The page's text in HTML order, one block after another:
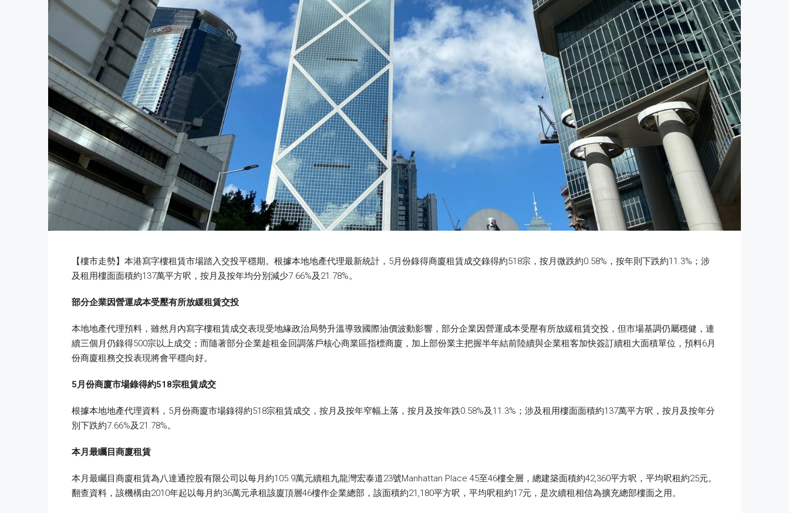
【樓市走勢】本港寫字樓租賃市場踏入交投平穩期。根據本地地產代理最新統計，5月份錄得商廈租賃成交錄得約518宗，按月微跌約0.58%，按年則下跌約11.3%；涉
及租用樓面面積約137萬平方呎，按月及按年均分別減少7.66%及21.78%。
部分企業因營運成本受壓有所放緩租賃交投
本地地產代理預料，雖然月內寫字樓租賃成交表現受地緣政治局勢升溫導致國際油價波動影響，部分企業因營運成本受壓有所放緩租賃交投，但市場基調仍屬穩健，連
續三個月仍錄得500宗以上成交；而隨著部分企業趁租金回調落戶核心商業區指標商廈，加上部份業主把握半年結前陸續與企業租客加快簽訂續租大面積單位，預料6月
份商廈租務交投表現將會平穩向好。
5月份商廈市場錄得約518宗租賃成交
根據本地地產代理資料，5月份商廈市場錄得約518宗租賃成交，按月及按年窄幅上落，按月及按年跌0.58%及11.3%；涉及租用樓面面積約137萬平方呎，按月及按年分
別下跌約7.66%及21.78%。
本月最矚目商廈租賃
本月最矚目商廈租賃為八達通控股有限公司以每月約105.9萬元續租九龍灣宏泰道23號Manhattan Place 45至46樓全層，總建築面積約42,360平方呎，平均呎租約25元。
翻查資料，該機構由2010年起以每月約36萬元承租該廈頂層46樓作企業總部，該面積約21,180平方呎，平均呎租約17元，是次續租相信為擴充總部樓面之用。